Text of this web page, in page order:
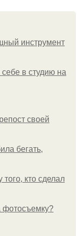
инструмент
в студию на
своей
бегать,
кто сделал
фотосъемку?